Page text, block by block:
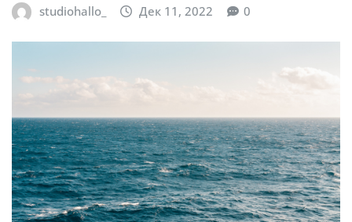
studiohallo_ Дек 11, 2022 0